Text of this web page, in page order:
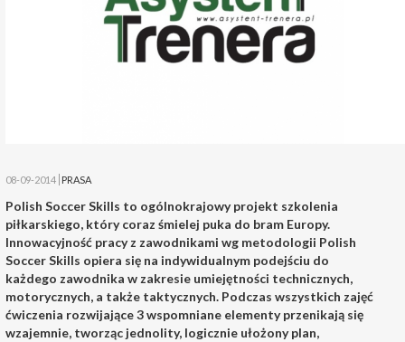
08-09-2014 PRASA
Polish Soccer Skills to ogólnokrajowy projekt szkolenia
piłkarskiego, który coraz śmielej puka do bram Europy.
Innowacyjność pracy z zawodnikami wg metodologii Polish
Soccer Skills opiera się na indywidualnym podejściu do
każdego zawodnika w zakresie umiejętności technicznych,
motorycznych, a także taktycznych. Podczas wszystkich zajęć
ćwiczenia rozwijające 3 wspomniane elementy przenikają się
wzajemnie, tworząc jednolity, logicznie ułożony plan,